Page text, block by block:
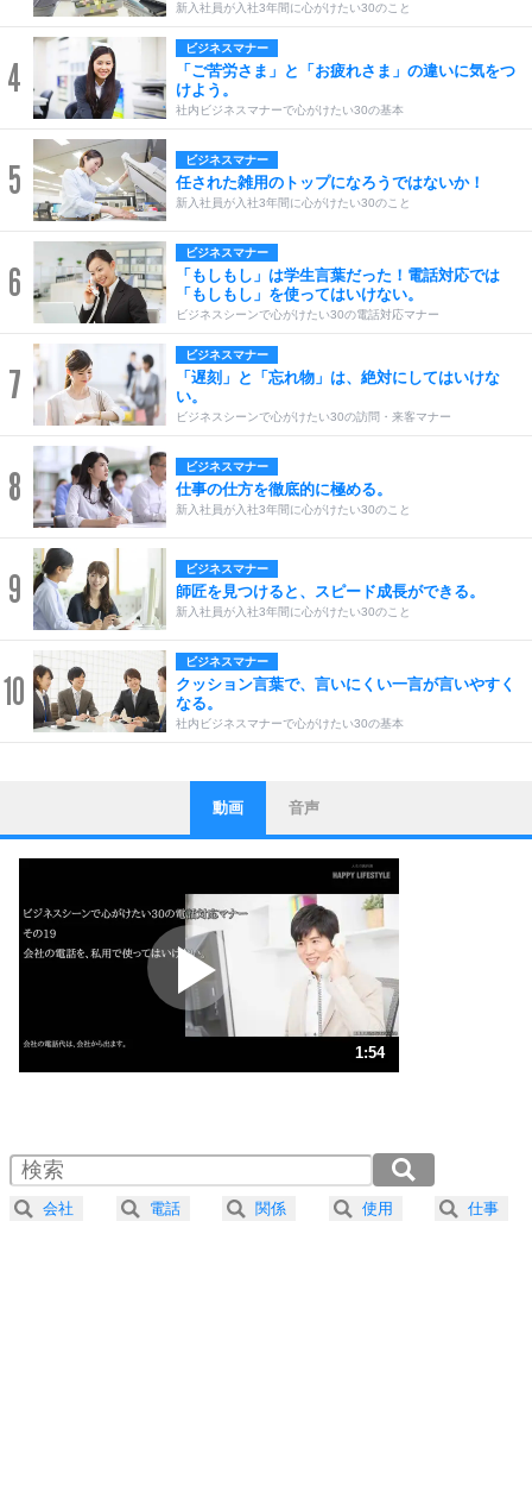
新入社員が入社3年間に心がけたい30のこと
4
ビジネスマナー
「ご苦労さま」と「お疲れさま」の違いに気をつ
けよう。
社内ビジネスマナーで心がけたい30の基本
5 ビジネスマナー
任された雑用のトップになろうではないか！
新入社員が入社3年間に心がけたい30のこと
6
ビジネスマナー
「もしもし」は学生言葉だった！電話対応では
「もしもし」を使ってはいけない。
ビジネスシーンで心がけたい30の電話対応マナー
7
ビジネスマナー
「遅刻」と「忘れ物」は、絶対にしてはいけな
い。
ビジネスシーンで心がけたい30の訪問・来客マナー
8 ビジネスマナー
仕事の仕方を徹底的に極める。
新入社員が入社3年間に心がけたい30のこと
9 ビジネスマナー
師匠を見つけると、スピード成長ができる。
新入社員が入社3年間に心がけたい30のこと
10
ビジネスマナー
クッション言葉で、言いにくい一言が言いやすく
なる。
社内ビジネスマナーで心がけたい30の基本
1
ストレス対策
他人と比べない。
いっそのこと、他人を見ない。
いらいらしない人になる30の方法
プラス思考
ポジティブになれない原因は、行動しないから。
ポジティブ思考になる30の方法
ストレス対策
人生、なんとかなるもの。
気楽に生きる30の方法
4 器の大きい人は、怒りを優しさで表現する。
プラス思考
動画 音声
1:54
2.0倍速 （225KB 57秒）
2.5倍速 （180KB 45秒）
3.0倍速 （150KB 38秒）
会社 電話 関係 使用 仕事